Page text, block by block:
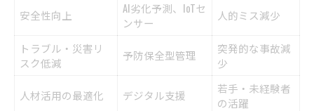
安全性向上
AI劣化予測、IoTセ
ンサー
人的ミス減少
トラブル・災害リ
スク低減
予防保全型管理
突発的な事故減
少
人材活用の最適化 デジタル支援
若手・未経験者
の活躍